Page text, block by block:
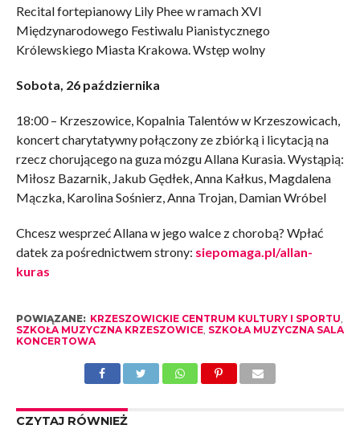
Recital fortepianowy Lily Phee w ramach XVI
Międzynarodowego Festiwalu Pianistycznego
Królewskiego Miasta Krakowa. Wstęp wolny
Sobota, 26 października
18:00 – Krzeszowice, Kopalnia Talentów w Krzeszowicach,
koncert charytatywny połączony ze zbiórką i licytacją na
rzecz chorującego na guza mózgu Allana Kurasia. Wystąpią:
Miłosz Bazarnik, Jakub Gędłek, Anna Kałkus, Magdalena
Mączka, Karolina Sośnierz, Anna Trojan, Damian Wróbel
Chcesz wesprzeć Allana w jego walce z chorobą? Wpłać
datek za pośrednictwem strony: siepomaga.pl/allan-
kuras
POWIĄZANE: KRZESZOWICKIE CENTRUM KULTURY I SPORTU
SZKOŁA MUZYCZNA KRZESZOWICE, SZKOŁA MUZYCZNA SALA
KONCERTOWA
CZYTAJ RÓWNIEŻ